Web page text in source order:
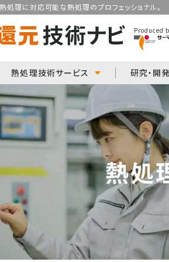
理に対応可能な熱処理のプロフェッショナル。
Produced
熱処理技術サービス 研究・開
熱処